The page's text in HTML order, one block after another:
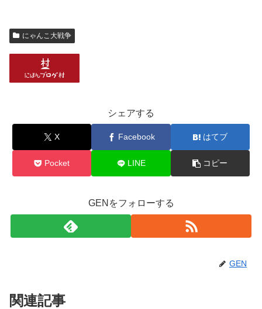
にゃんこ大戦争
シェアする
X Facebook はてブ
Pocket LINE コピー
GENをフォローする
GEN
関連記事